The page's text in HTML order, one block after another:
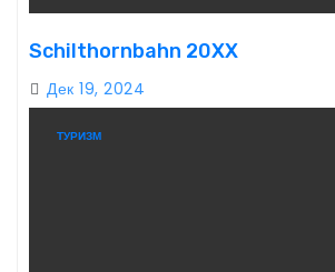
Schilthornbahn 20XX
Дек 19, 2024
ТУРИЗМ